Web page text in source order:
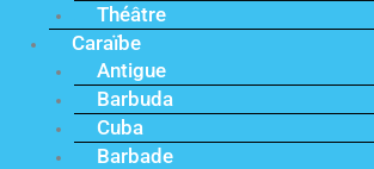
Théâtre
Caraïbe
Antigue
Barbuda
Cuba
Barbade